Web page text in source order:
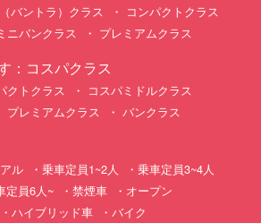
バントラ）クラス
コンパクトクラス
ニバンクラス プレミアムクラス
：コスパクラス
クトクラス
コスパミドルクラス
プレミアムクラス バンクラス
ル 乗車定員1~2人
乗車定員3~4人
定員6人~ 禁煙車
オープン
ハイブリッド車 バイク